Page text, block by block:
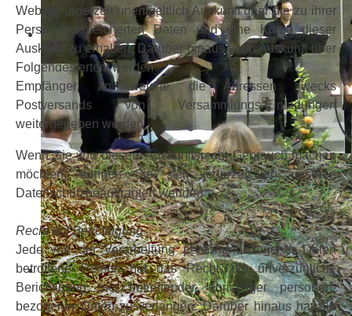
Website jederzeit unentgeltlich Auskunft über die zu ihrer
Person gespeicherten Daten und eine Kopie dieser
Auskunft zu erhalten. Darüber hinaus kann Auskunft über
Folgendes erteilt werden:
Empfänger, an welche die Adressen zwecks
Postversands von Versammlungs-Einladungen
weitergegeben werden.
Wenn Sie von diesem Auskunftsrecht Gebrauch machen
möchten, können Sie sich jederzeit an unseren
Datenschutzbeauftragten wenden.
Recht auf Berichtigung
Jede von der Verarbeitung personenbezogener Daten
betroffene Person hat das Recht, die unverzügliche
Berichtigung sie betreffender unrichtiger personen-
bezogener Daten zu verlangen. Darüber hinaus hat die